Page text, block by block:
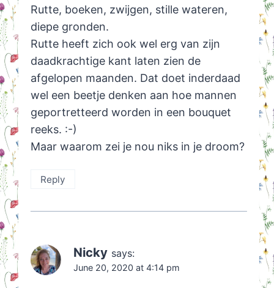
Rutte, boeken, zwijgen, stille wateren,
diepe gronden.
Rutte heeft zich ook wel erg van zijn
daadkrachtige kant laten zien de
afgelopen maanden. Dat doet inderdaad
wel een beetje denken aan hoe mannen
geportretteerd worden in een bouquet
reeks. :-)
Maar waarom zei je nou niks in je droom?
Reply
Nicky says:
June 20, 2020 at 4:14 pm